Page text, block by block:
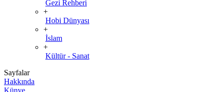
Gezi Rehberi
+
Hobi Dünyası
+
İslam
+
Kültür - Sanat
Sayfalar
Hakkında
Künye